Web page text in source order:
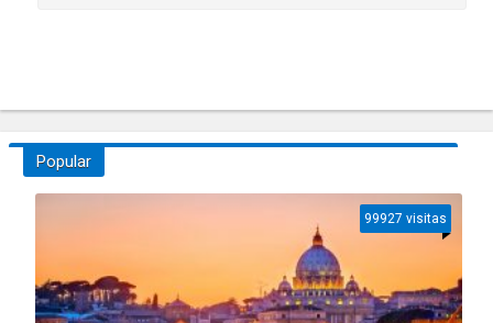
Popular
99927 visitas